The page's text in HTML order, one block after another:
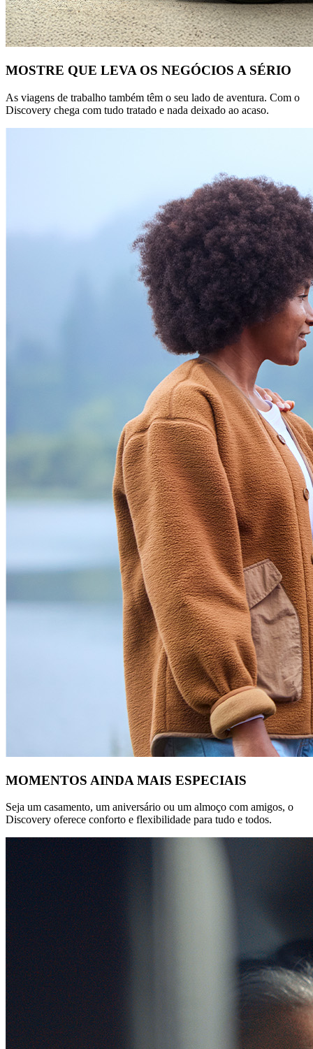
MOSTRE QUE LEVA OS NEGÓCIOS A SÉRIO
As viagens de trabalho também têm o seu lado de aventura. Com o
Discovery chega com tudo tratado e nada deixado ao acaso.
MOMENTOS AINDA MAIS ESPECIAIS
Seja um casamento, um aniversário ou um almoço com amigos, o
Discovery oferece conforto e flexibilidade para tudo e todos.